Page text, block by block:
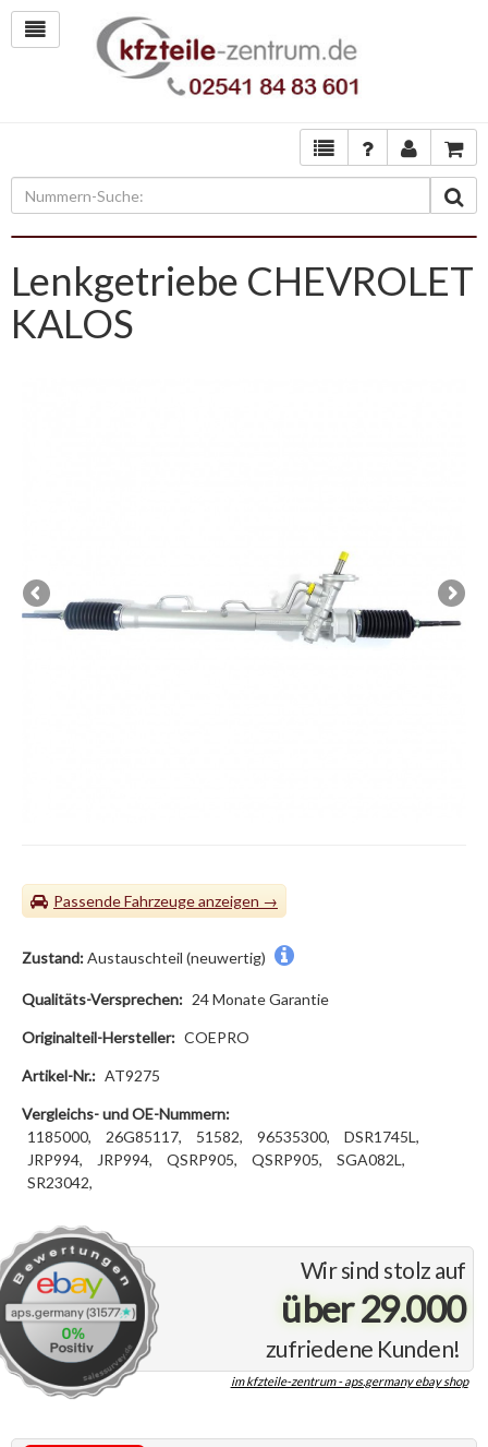
Lenkgetriebe CHEVROLET
KALOS
Passende Fahrzeuge
Wir sind stolz auf
über 29.000
zufriedene Kunden!
im kfzteile-zentrum - aps.germany ebay shop
Zustand:Austauschteil (neuwertig)
Qualitäts-Versprechen: 24 Monate Garantie
Originalteil-Hersteller: COEPRO
Artikel-Nr.: AT9275
Vergleichs- und OE-Nummern:
1185000,
26G85117, 51582, 96535300,
DSR1745L,
JRP994,
JRP994, QSRP905, QSRP905,
SGA082L,
SR23042,